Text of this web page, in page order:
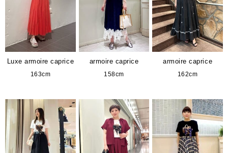
Luxe armoire caprice
163cm
armoire caprice
158cm
armoire caprice
162cm